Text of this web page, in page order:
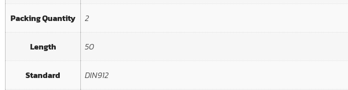
Packing Quantity 2
Length 50
Standard DIN912